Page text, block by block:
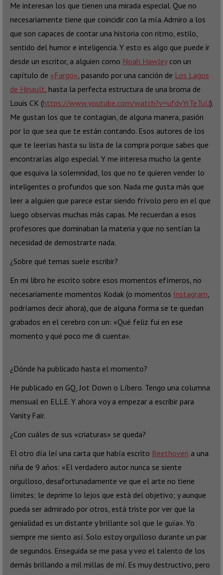
Me interesan los que tienen una mirada especial. Que no
necesariamente tiene que coincidir con la mía. Admiro a los
que son capaces de contar una historia con ritmo, estilo,
sentido del humor e inteligencia. Y esto es algo que puede ir
desde un escritor, a alguien como Noah Hawleycon un
capítulo de «Fargo», pasando por una canción de Los Lagos
de Hinault, hasta la perfecta estructura de una broma de
Louis CK (https://www.youtube.com/watch?v=ufdvYrTeTuU).
Me gustan los que te contagian, de alguna manera, pasión
por lo que sea que te están contando. Esos autores de los
que te leerías hasta su lista de la compra porque sabes que
encontrarías algo especial. Y me interesa mucho la gente
que esquiva la solemnidad, los que no te quieren vender lo
inteligentes o profundos que son. Nada me gusta más que
leer a alguien que parece estar siendo frívolo pero en el que
luego observas muchas más capas. Me recuerdan a esos
profesores que dominaban la materia y que no sentían la
necesidad de demostrarte nada.
¿Sobre qué temas suele escribir?
En mi libro he escrito sobre esos momentos efímeros, no
necesariamente momentos Kodak (o momentos Instagram,
podríamos decir ahora), que de alguna forma se te quedan
grabados en el cerebro con un: «Qué feliz fui en ese
momento y qué poco me di cuenta».
¿Dónde ha publicado hasta el momento?
He publicado en GQ, Jot Down o Líbero. Tengo una columna
mensual en ELLE. Y ahora voy a empezar a escribir para
Vanity Fair.
¿Con cuáles de sus «criaturas» se queda?
El otro día leí una carta que había escrito Beethoven a una
niña de 9 años: «El verdadero autor nunca se siente
orgulloso, desafortunadamente ve que el arte no tiene
límites; le deprime lo lejos que está del objetivo; y aunque
pueda ser admirado por otros, está triste por ver que la
genialidad es un distante y brillante sol que le guía». Yo
siempre me siento así. Solo estoy orgulloso durante un par
de segundos. Enseguida se me pasa y veo el talento de los
demás brillando a mil millas de mí. Es muy destructivo, pero